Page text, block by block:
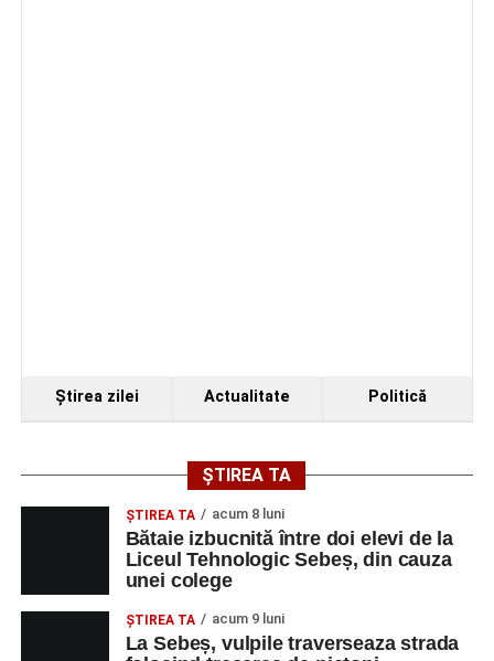
Ştirea zilei Actualitate Politică
ȘTIREA TA
ŞTIREA TA acum 8 luni
Bătaie izbucnită între doi elevi de la
Liceul Tehnologic Sebeș, din cauza
unei colege
ŞTIREA TA acum 9 luni
La Sebeș, vulpile traverseaza strada